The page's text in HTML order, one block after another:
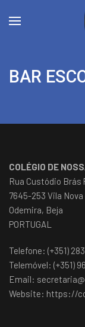
BAR
COLÉGIO DE
Rua Custódio Brás
7645-253 Vila
Odemira, Beja
PORTUGAL
Telefone: (+351)
Telemóvel: (+351)
Email:
Website: https://